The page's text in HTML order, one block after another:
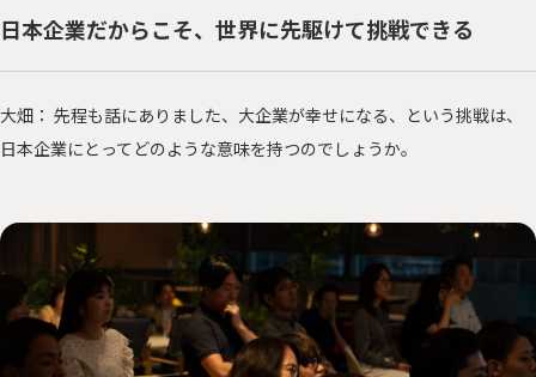
日本企業だからこそ、世界に先駆けて挑戦できる
大畑： 先程も話にありました、大企業が幸せになる、という挑戦は、
日本企業にとってどのような意味を持つのでしょうか。